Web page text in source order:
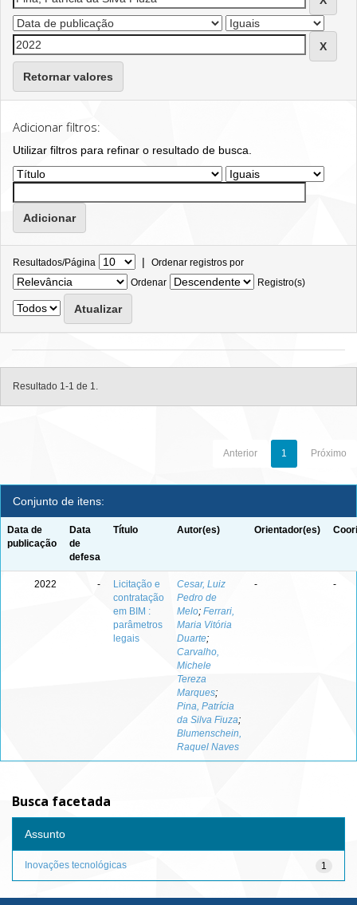
Retornar valores
Adicionar filtros:
Utilizar filtros para refinar o resultado de busca.
Resultados/Página | Ordenar registros por
Ordenar
Registro(s)
Resultado 1-1 de 1.
Anterior 1 Próximo
Conjunto de itens:
Data de
publicação
Data
de
defesa
Título Autor(es) Orientador(es)
2022 -
Licitação e
contratação
em BIM :
parâmetros
legais
Cesar, Luiz
Pedro de
Melo; Ferrari,
Maria Vitória
Duarte;
Carvalho,
Michele
Tereza
Marques;
Pina, Patrícia
da Silva Fiuza;
Blumenschein,
Raquel Naves
- -
Busca facetada
Assunto
1
Inovações tecnológicas